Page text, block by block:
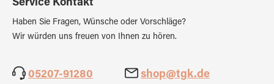
Service Kontakt
Haben Sie Fragen, Wünsche oder Vorschläge?
Wir würden uns freuen von Ihnen zu hören.
05207-91280 shop@tgk.de